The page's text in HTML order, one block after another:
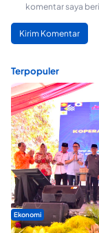
komentar saya
Terpopuler
Ekonomi